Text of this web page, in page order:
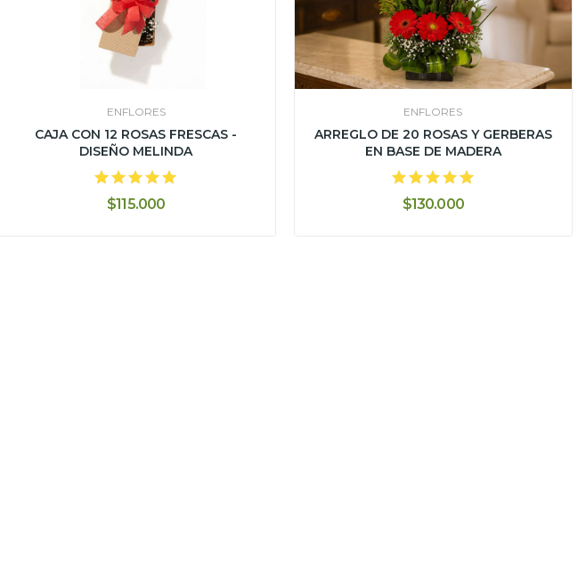
ENFLORES
CAJA CON 12 ROSAS FRESCAS -
DISEÑO MELINDA
$115.000
ENFLORES
ARREGLO DE 20 ROSAS Y GERBERAS
EN BASE DE MADERA
$130.000